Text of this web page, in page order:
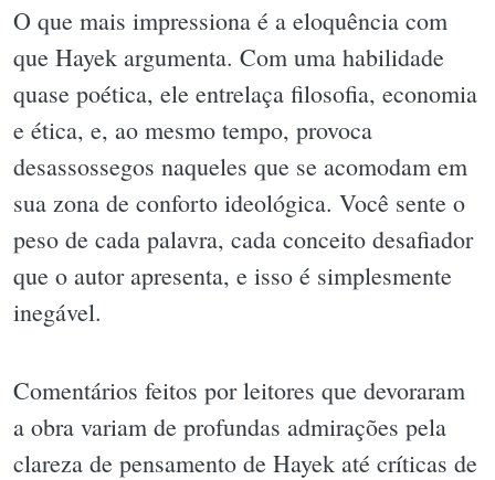
O que mais impressiona é a eloquência com
que Hayek argumenta. Com uma habilidade
quase poética, ele entrelaça filosofia, economia
e ética, e, ao mesmo tempo, provoca
desassossegos naqueles que se acomodam em
sua zona de conforto ideológica. Você sente o
peso de cada palavra, cada conceito desafiador
que o autor apresenta, e isso é simplesmente
inegável.
Comentários feitos por leitores que devoraram
a obra variam de profundas admirações pela
clareza de pensamento de Hayek até críticas de